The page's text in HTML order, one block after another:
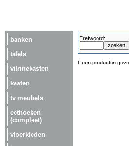
banken
tafels
vitrinekasten
kasten
tv meubels
eethoeken
(compleet)
vloerkleden
Trefwoord:
Geen producten